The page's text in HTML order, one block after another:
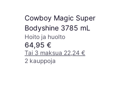
Cowboy Magic Super
Bodyshine 3785 mL
Hoito ja huolto
64,95 €
Tai 3 maksua 22,24 €
2 kauppoja